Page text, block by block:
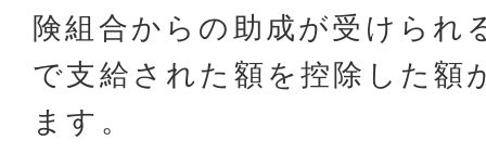
険組合からの助成が受けられ
で支給された額を控除した額
ます。